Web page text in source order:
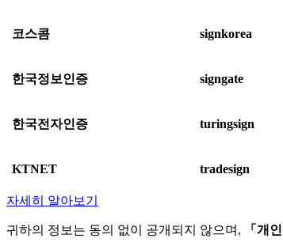
코스콤 signkorea
한국정보인증 signgate
한국전자인증 turingsign
KTNET tradesign
자세히 알아보기
귀하의 정보는 동의 없이 공개되지 않으며, 「개